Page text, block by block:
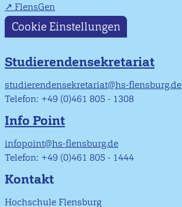
FlensGen
Cookie Einstellungen
Studierendensekretariat
studierendensekretariat@hs-flensburg.de
Telefon: +49 (0)461 805 - 1308
Info Point
infopoint@hs-flensburg.de
Telefon: +49 (0)461 805 - 1444
Kontakt
Hochschule Flensburg